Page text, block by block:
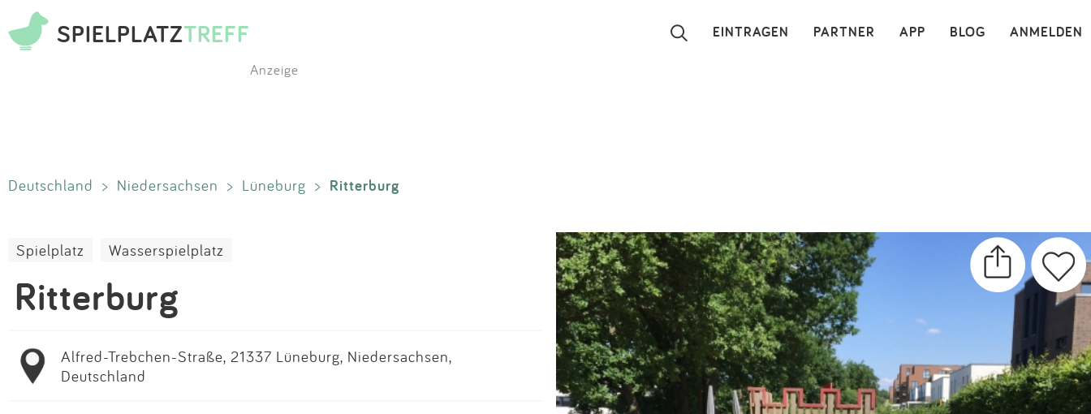
SPIELPLATZTREFF ANMELDEN
BLOG
APP
PARTNER
EINTRAGEN ×
Blog
Partner
Kontakt
Impressum
Anzeige
Deutschland > Niedersachsen > Lüneburg > Ritterburg
Spielplatz Wasserspielplatz
Ritterburg
Alfred-Trebchen-Straße, 21337 Lüneburg, Niedersachsen,
Deutschland